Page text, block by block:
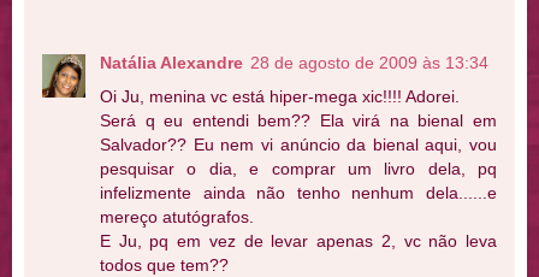
Natália Alexandre 28 de agosto de 2009 às 13:34
Oi Ju, menina vc está hiper-mega xic!!!! Adorei.
Será q eu entendi bem?? Ela virá na bienal em
Salvador?? Eu nem vi anúncio da bienal aqui, vou
pesquisar o dia, e comprar um livro dela, pq
infelizmente ainda não tenho nenhum dela......e
mereço atutógrafos.
E Ju, pq em vez de levar apenas 2, vc não leva
todos que tem??